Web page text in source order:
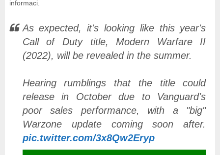
informaci.
As expected, it's looking like this year's
Call of Duty title, Modern Warfare II
(2022), will be revealed in the summer.
Hearing rumblings that the title could
release in October due to Vanguard's
poor sales performance, with a "big"
Warzone update coming soon after.
pic.twitter.com/3x8Qw2Eryp